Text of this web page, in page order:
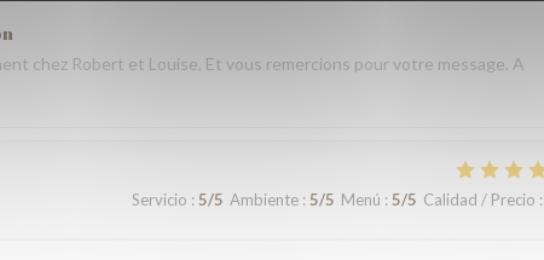
chez Robert et Louise, Et vous remercions pour votre message. A
Servicio : 5/5 Ambiente: 5/5 Menú : 5/5 Calidad / Precio :